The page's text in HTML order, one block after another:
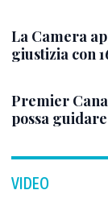
La Camera
giustizia con
Premier
possa
VIDEO